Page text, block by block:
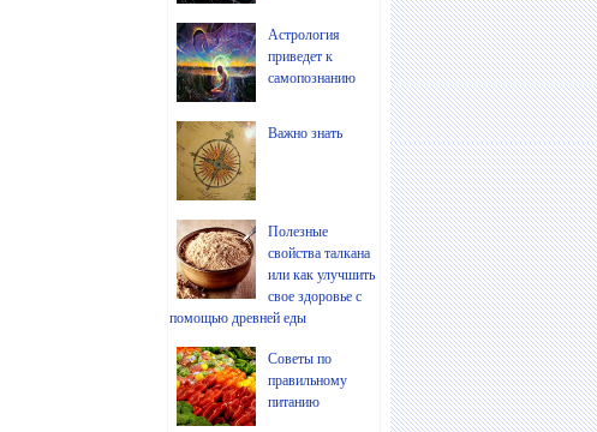
Астрология
приведет к
самопознанию
Важно знать
Полезные
свойства талкана
или как улучшить
свое здоровье с
помощью древней еды
Советы по
правильному
питанию